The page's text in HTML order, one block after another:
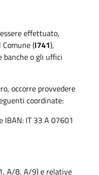
effettuato,
(I741),
banche o gli uffici
occorre provvedere
coordinate:
IBAN: IT 33 A 07601
A/8, A/9) e relative